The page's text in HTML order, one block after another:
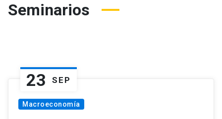
Seminarios
23 SEP
Macroeconomía